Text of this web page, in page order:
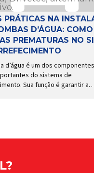
PRÁTICAS NA
D’ÁGUA:
PREMATURAS NO
d’água é um dos componentes
do sistema de
Sua função é garantir a
não apenas […]